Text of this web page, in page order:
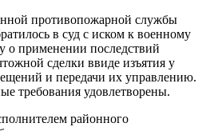
противопожарной службы
в суд с иском к военному
о применении последствий
сделки ввиде изъятия у
и передачи их управлению.
требования удовлетворены.
районного